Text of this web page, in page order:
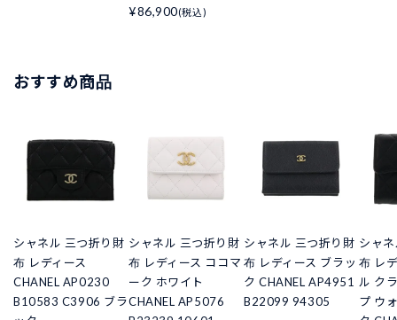
¥86,900(税込)
おすすめ商品
シャネル 三つ折り財
布 レディース
CHANEL AP0230
B10583 C3906 ブラ
シャネル 三つ折り財
布 レディース ココマ
ーク ホワイト
CHANEL AP5076
シャネル 三つ折り財
布 レディース ブラッ
ク CHANEL AP4951
B22099 94305
シャ
布 レ
ル ク
プ ウ